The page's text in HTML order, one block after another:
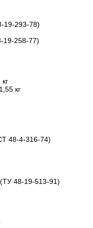
19-293-78)
19-258-77)
кг
48-4-316-74)
48-19-513-91)